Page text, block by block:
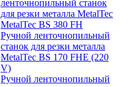
ленточнопильный станок
для резки металла MetalTec
MetalTec BS 380 FH
Ручной ленточнопильный
станок для резки металла
MetalTec BS 170 FHE (220
V)
Ручной ленточнопильный